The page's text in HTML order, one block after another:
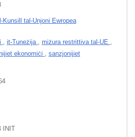
Il-Kunsill tal-Unjoni Ewropea
it-Tuneżija miżura restrittiva tal-UE
ekonomiċi
sanzjonijiet
INIT